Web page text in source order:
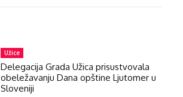
Užice
Delegacija Grada Užica prisustvovala
obeležavanju Dana opštine Ljutomer u
Sloveniji